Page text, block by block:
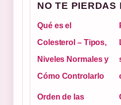
NO TE PIERDAS
Qué es el
Colesterol – Tipos,
Niveles Normales y
Cómo Controlarlo
Orden de las